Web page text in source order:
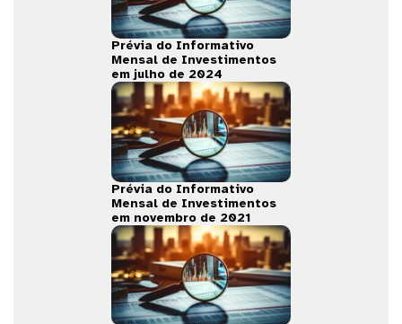
Prévia do Informativo
Mensal de Investimentos
em julho de 2024
Prévia do Informativo
Mensal de Investimentos
em novembro de 2021